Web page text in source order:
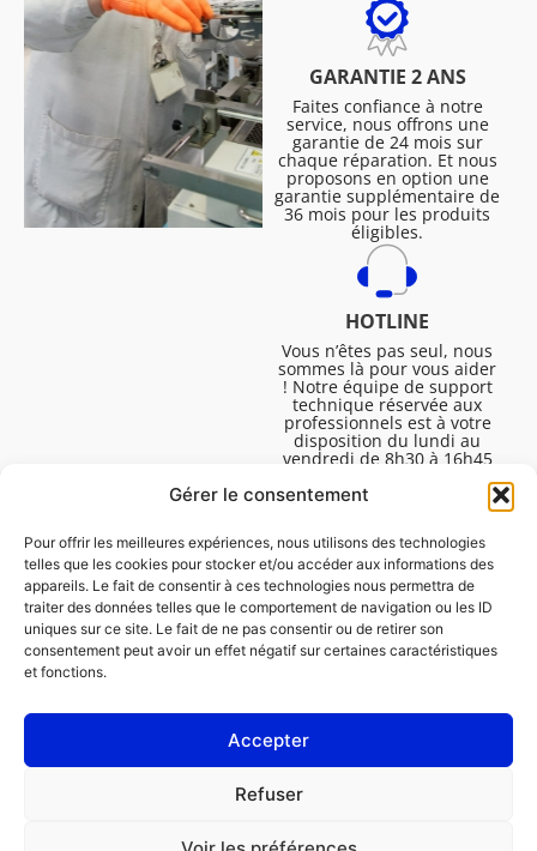
Gérer le consentement
Pour offrir les meilleures expériences, nous utilisons des technologies
telles que les cookies pour stocker et/ou accéder aux informations des
appareils. Le fait de consentir à ces technologies nous permettra de
traiter des données telles que le comportement de navigation ou les ID
uniques sur ce site. Le fait de ne pas consentir ou de retirer son
consentement peut avoir un effet négatif sur certaines caractéristiques
et fonctions.
Accepter
Refuser
GARANTIE 2 ANS
Faites confiance à notre
service, nous offrons une
garantie de 24 mois sur
chaque réparation. Et nous
proposons en option une
garantie supplémentaire de
36 mois pour les produits
éligibles.
HOTLINE
Vous n’êtes pas seul, nous
sommes là pour vous aider
! Notre équipe de support
technique réservée aux
professionnels est à votre
disposition du lundi au
vendredi de 8h30 à 16h45
pour vous aider à résoudre
toutes vos questions
Mentions légales